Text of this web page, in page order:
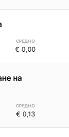
€ 0,00
на
€ 0,13